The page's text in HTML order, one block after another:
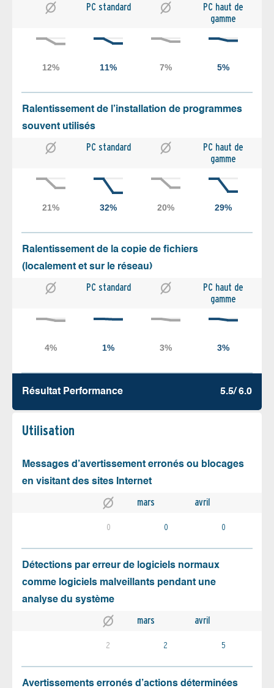
PC standard
PC haut de
gamme
Ralentissement de l’installation de programmes
souvent utilisés
PC standard
PC haut de
gamme
Ralentissement de la copie de fichiers
(localement et sur le réseau)
PC standard
PC haut de
gamme
Résultat Performance 5.5/ 6.0
Utilisation
Messages d’avertissement erronés ou blocages
en visitant des sites Internet
mars avril
0 0 0
Détections par erreur de logiciels normaux
comme logiciels malveillants pendant une
analyse du système
mars avril
2 2 5
Avertissements erronés d’actions déterminées